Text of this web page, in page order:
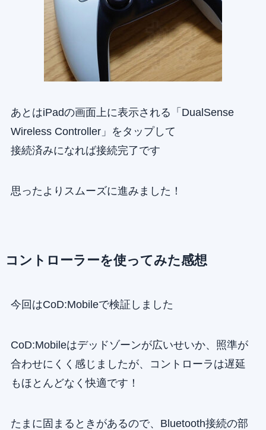
あとはiPadの画面上に表示される「DualSense
Wireless Controller」をタップして
接続済みになれば接続完了です
思ったよりスムーズに進みました！
コントローラーを使ってみた感想
今回はCoD:Mobileで検証しました
CoD:Mobileはデッドゾーンが広いせいか、照準が
合わせにくく感じましたが、コントローラは遅延
もほとんどなく快適です！
たまに固まるときがあるので、Bluetooth接続の部